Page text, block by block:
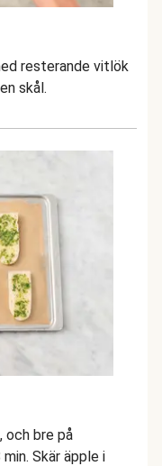
resterande vitlök
skål.
och bre på
Skär äpple i